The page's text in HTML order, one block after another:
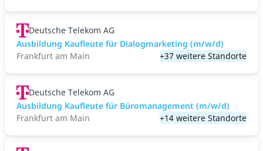
Deutsche Telekom AG
Ausbildung Kaufleute für Dialogmarketing (m/w/d)
Frankfurt am Main
+37 weitere Standorte
Deutsche Telekom AG
Ausbildung Kaufleute für Büromanagement (m/w/d)
Frankfurt am Main
+14 weitere Standorte